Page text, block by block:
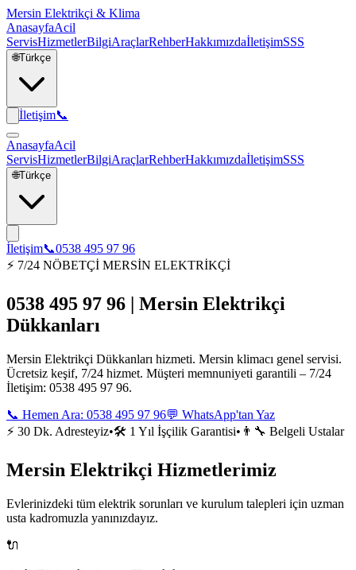
Mersin Elektrikçi & Klima
AnasayfaAcil
ServisHizmetlerBilgiAraçlarRehberHakkımızdaİletişimSSS
🌐Türkçe
İletişim📞
AnasayfaAcil
ServisHizmetlerBilgiAraçlarRehberHakkımızdaİletişimSSS
🌐Türkçe
İletişim📞0538 495 97 96
⚡ 7/24 NÖBETÇİ MERSİN ELEKTRİKÇİ
0538 495 97 96 | Mersin Elektrikçi
Dükkanları
Mersin Elektrikçi Dükkanları hizmeti. Mersin klimacı genel servisi.
Ücretsiz keşif, 7/24 hizmet. Müşteri memnuniyeti garantili – 7/24
İletişim: 0538 495 97 96.
📞 Hemen Ara: 0538 495 97 96💬 WhatsApp'tan Yaz
⚡ 30 Dk. Adresteyiz•🛠️ 1 Yıl İşçilik Garantisi• 👨‍🔧 Belgeli Ustalar
Mersin Elektrikçi Hizmetlerimiz
Evlerinizdeki tüm elektrik sorunları ve kurulum talepleri için uzman
usta kadromuzla yanınızdayız.
🔌